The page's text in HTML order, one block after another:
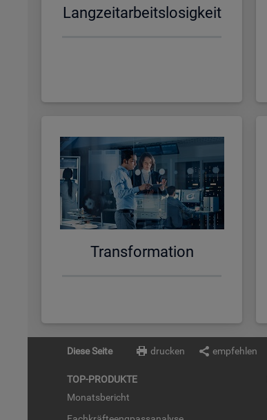
Lang­zeit­ar­beits­lo­sig­keit
Trans­for­ma­ti­on
Diese Seite drucken empfehlen
TOP-PRO­DUK­TE
Mo­nats­be­richt